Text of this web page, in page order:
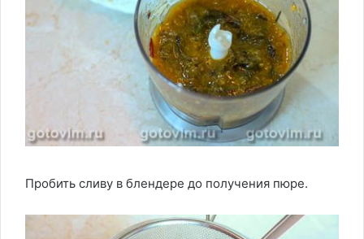
Пробить сливу в блендере до получения пюре.